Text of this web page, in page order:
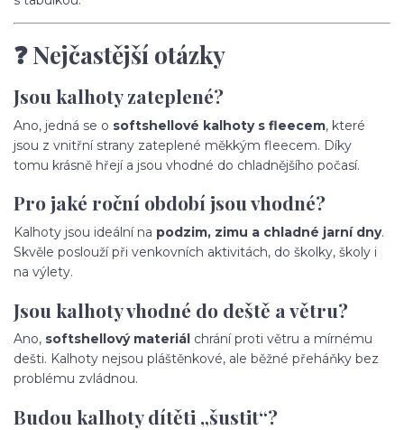
❓ Nejčastější otázky
Jsou kalhoty zateplené?
Ano, jedná se o softshellové kalhoty s fleecem, které
jsou z vnitřní strany zateplené měkkým fleecem. Díky
tomu krásně hřejí a jsou vhodné do chladnějšího počasí.
Pro jaké roční období jsou vhodné?
Kalhoty jsou ideální na podzim, zimu a chladné jarní dny.
Skvěle poslouží při venkovních aktivitách, do školky, školy i
na výlety.
Jsou kalhoty vhodné do deště a větru?
Ano, softshellový materiál chrání proti větru a mírnému
dešti. Kalhoty nejsou pláštěnkové, ale běžné přeháňky bez
problému zvládnou.
Budou kalhoty dítěti „šustit“?